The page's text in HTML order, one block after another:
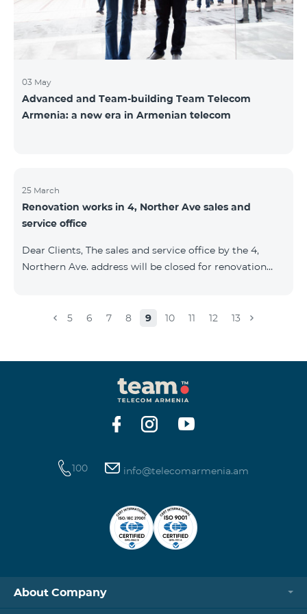
Namibi
03 May
Advanced and Team-building Team Telecom
Armenia: a new era in Armenian telecom
25 March
Renovation works in 4, Norther Ave sales and
service office
Dear Clients, The sales and service office by the 4,
Northern Ave. address will be closed for renovation
caused.For questions, call 100 or you can go to nearby
m. 10 minutes walk You can find all of the sales and
service offices and working schedules here.
5 6 7 8 9 10 11 12 13
100 info@telecomarmenia.am
About Company